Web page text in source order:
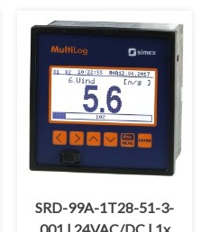
SRD-99A-1T28-51-3-